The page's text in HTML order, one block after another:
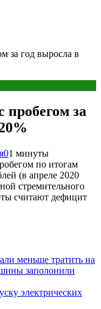
за год выросла в
пробегом за
01 минуты
по итогам
(в апреле 2020
стремительного
считают дефицит
меньше тратить на
заполонили
электрических